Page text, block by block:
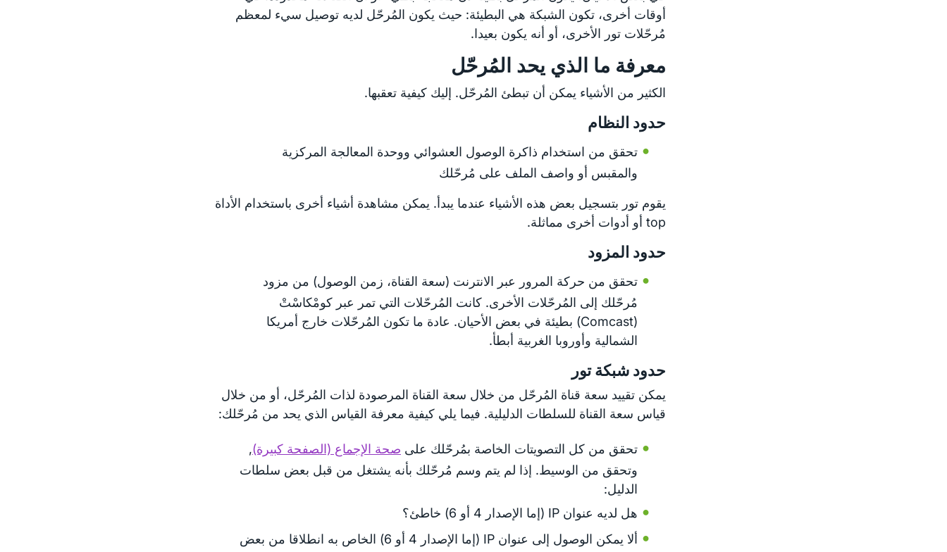
أوقات أخرى، تكون الشبكة هي البطيئة: حيث يكون المُرحّل لديه توصيل سيء لمعظم
مُرحّلات تور الأخرى، أو أنه يكون بعيدا.
معرفة ما الذي يحد المُرحّل
الكثير من الأشياء يمكن أن تبطئ المُرحّل. إليك كيفية تعقبها.
حدود النظام
تحقق من استخدام ذاكرة الوصول العشوائي ووحدة المعالجة المركزية
والمقبس أو واصف الملف على مُرحّلك
يقوم تور بتسجيل بعض هذه الأشياء عندما يبدأ. يمكن مشاهدة أشياء أخرى باستخدام الأداة
top أو أدوات أخرى مماثلة.
حدود المزود
تحقق من حركة المرور عبر الانترنت (سعة القناة، زمن الوصول) من مزود
مُرحّلك إلى المُرحّلات الأخرى. كانت المُرحّلات التي تمر عبر كومْكاسْتْ
(Comcast) بطيئة في بعض الأحيان. عادة ما تكون المُرحّلات خارج أمريكا
الشمالية وأوروبا الغربية أبطأ.
حدود شبكة تور
يمكن تقييد سعة قناة المُرحّل من خلال سعة القناة المرصودة لذات المُرحّل، أو من خلال
قياس سعة القناة للسلطات الدليلية. فيما يلي كيفية معرفة القياس الذي يحد من مُرحّلك:
تحقق من كل التصويتات الخاصة بمُرحّلك على صحة الإجماع (الصفحة كبيرة),
وتحقق من الوسيط. إذا لم يتم وسم مُرحّلك بأنه يشتغل من قبل بعض سلطات
الدليل:
هل لديه عنوان IP (إما الإصدار 4 أو 6) خاطئ؟
ألا يمكن الوصول إلى عنوان IP (إما الإصدار 4 أو 6) الخاص به انطلاقا من بعض